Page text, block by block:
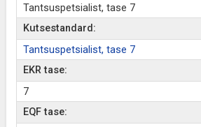
Tantsuspetsialist, tase 7
Kutsestandard:
Tantsuspetsialist, tase 7
EKR tase:
7
EQF tase: